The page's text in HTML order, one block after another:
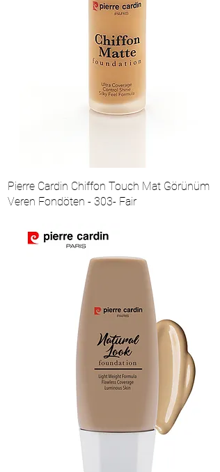
Pierre Cardin Chiffon Touch Mat Görünüm
Veren Fondöten - 303- Fair